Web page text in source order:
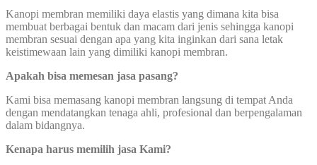
Kanopi membran memiliki daya elastis yang dimana kita bisa
membuat berbagai bentuk dan macam dari jenis sehingga kanopi
membran sesuai dengan apa yang kita inginkan dari sana letak
keistimewaan lain yang dimiliki kanopi membran.
Apakah bisa memesan jasa pasang?
Kami bisa memasang kanopi membran langsung di tempat Anda
dengan mendatangkan tenaga ahli, profesional dan berpengalaman
dalam bidangnya.
Kenapa harus memilih jasa Kami?